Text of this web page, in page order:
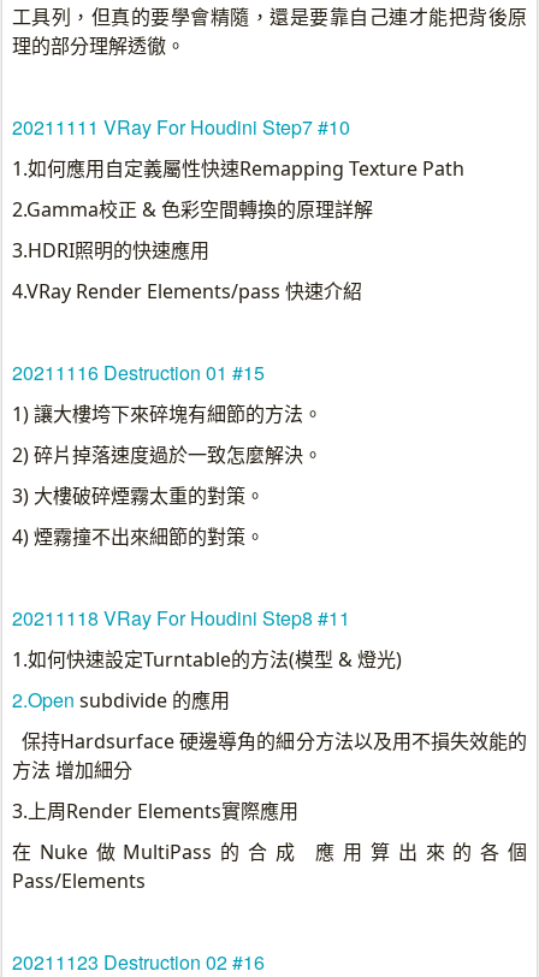
工具列，但真的要學會精隨，還是要靠自己連才能把背後原
理的部分理解透徹。
20211111 VRay For Houdini Step7 #10
1.如何應用自定義屬性快速Remapping Texture Path
2.Gamma校正 & 色彩空間轉換的原理詳解
3.HDRI照明的快速應用
4.VRay Render Elements/pass 快速介紹
20211116 Destruction 01 #15
1) 讓大樓垮下來碎塊有細節的方法。
2) 碎片掉落速度過於一致怎麼解決。
3) 大樓破碎煙霧太重的對策。
4) 煙霧撞不出來細節的對策。
20211118 VRay For Houdini Step8 #11
1.如何快速設定Turntable的方法(模型 & 燈光)
2.Open subdivide 的應用
保持Hardsurface 硬邊導角的細分方法以及用不損失效能的
方法 增加細分
3.上周Render Elements實際應用
在Nuke做MultiPass的合成 應用算出來的各個
Pass/Elements
20211123 Destruction 02 #16